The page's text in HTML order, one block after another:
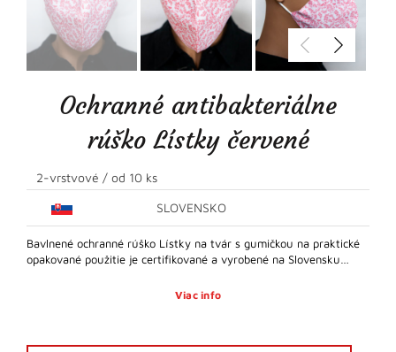
Ochranné antibakteriálne
rúško Lístky červené
2-vrstvové / od 10 ks
SLOVENSKO
Bavlnené ochranné rúško Lístky na tvár s gumičkou na praktické
opakované použitie je certifikované a vyrobené na Slovensku…
Viac info